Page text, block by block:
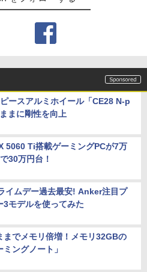
ースアルミホイール「CE28 N-p
まに剛性を向上
5060 Ti搭載ゲーミングPCが7万
30万円台！
イムデー過去最安! Anker注目プ
3モデルを使ってみた
までメモリ倍増！メモリ32GBの
ミングノート」